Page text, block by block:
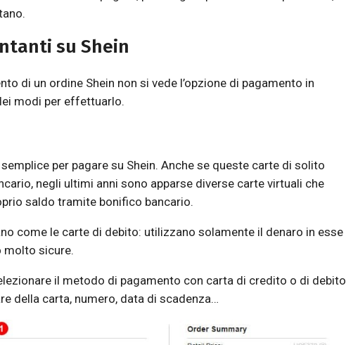
su Shein
di un ordine Shein non si vede l’opzione di pagamento in
modi per effettuarlo.
per pagare su Shein. Anche se queste carte di solito
negli ultimi anni sono apparse diverse carte virtuali che
saldo tramite bonifico bancario.
come le carte di debito: utilizzano solamente il denaro in esse
molto sicure.
il metodo di pagamento con carta di credito o di debito
della carta, numero, data di scadenza…